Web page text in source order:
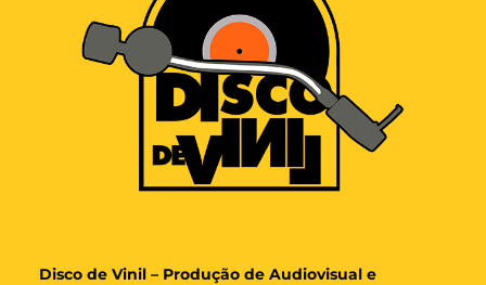
Disco de Vinil – Produção de Audiovisual e